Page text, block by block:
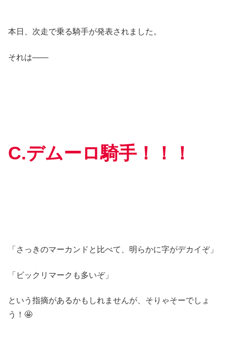
本日、次走で乗る騎手が発表されました。
それは――
C.デムーロ騎手！ ！ ！
「さっきのマーカンドと比べて、明らかに字がデカイぞ」
「ビックリマークも多いぞ」
という指摘があるかもしれませんが、そりゃそーでしょ
う！🤩